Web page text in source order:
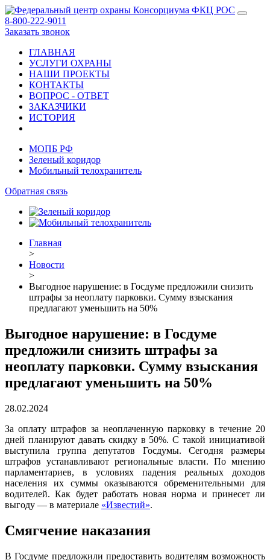
8-800-222-9011
Заказать звонок
ГЛАВНАЯ
УСЛУГИ ОХРАНЫ
НАШИ ПРОЕКТЫ
КОНТАКТЫ
ВОПРОС - ОТВЕТ
ЗАКАЗЧИКИ
ИСТОРИЯ
МОПБ РФ
Зеленый коридор
Мобильный телохранитель
Обратная связь
Главная
>
Новости
>
Выгодное нарушение: в Госдуме предложили снизить
штрафы за неоплату парковки. Сумму взыскания
предлагают уменьшить на 50%
Выгодное нарушение: в Госдуме
предложили снизить штрафы за
неоплату парковки. Сумму взыскания
предлагают уменьшить на 50%
28.02.2024
За оплату штрафов за неоплаченную парковку в течение 20
дней планируют давать скидку в 50%. С такой инициативой
выступила группа депутатов Госдумы. Сегодня размеры
штрафов устанавливают региональные власти. По мнению
парламентариев, в условиях падения реальных доходов
населения их суммы оказываются обременительными для
водителей. Как будет работать новая норма и принесет ли
выгоду — в материале «Известий».
Смягчение наказания
В Госдуме предложили предоставить водителям возможность